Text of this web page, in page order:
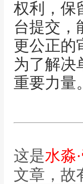
权利，保
台提交，
更公正的
为了解决
重要力量。
这是水淼
文章，故